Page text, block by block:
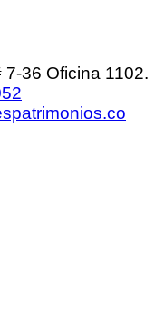
7-36 Oficina 1102.